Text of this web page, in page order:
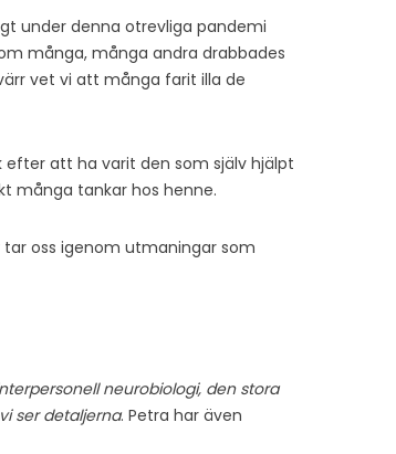
under denna otrevliga pandemi
många, många andra drabbades
vet vi att många farit illa de
efter att ha varit den som själv hjälpt
många tankar hos henne.
oss igenom utmaningar som
neurobiologi, den stora
ser detaljerna. Petra har även